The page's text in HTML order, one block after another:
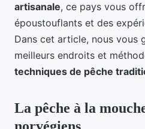
artisanale, ce pays vous
époustouflants et des
Dans cet article, nous vous
meilleurs endroits et
techniques de pêche
La pêche à la